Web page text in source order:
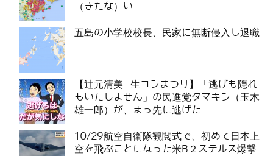
（きたな）い
五島の小学校校長、民家に無断侵入し退職
【辻元清美 生コンまつり】「逃げも隠れ
もいたしません」の民進党タマキン（玉木
雄一郎）が、まっ先に逃げた
10/29航空自衛隊観閲式で、初めて日本上
空を飛ぶことになった米B２ステルス爆撃